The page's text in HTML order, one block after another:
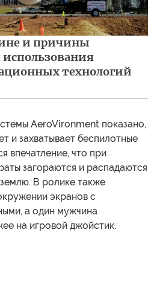
и причины
технологий
AeroVironment показано,
и захватывает беспилотные
впечатление, что при
загораются и распадаются
В ролике также
экранов с
а один мужчина
на игровой джойстик.